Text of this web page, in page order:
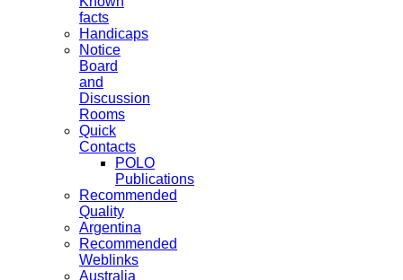
facts
Handicaps
Notice
Board
and
Discussion
Rooms
Quick
Contacts
POLO
Publications
Recommended
Quality
Argentina
Recommended
Weblinks
Australia